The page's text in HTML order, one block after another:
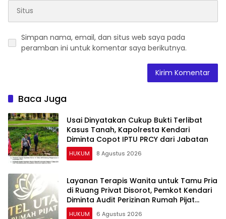
Simpan nama, email, dan situs web saya pada
peramban ini untuk komentar saya berikutnya.
Baca Juga
Usai Dinyatakan Cukup Bukti Terlibat
Kasus Tanah, Kapolresta Kendari
Diminta Copot IPTU PRCY dari Jabatan
HUKUM 8 Agustus 2026
Layanan Terapis Wanita untuk Tamu Pria
di Ruang Privat Disorot, Pemkot Kendari
Diminta Audit Perizinan Rumah Pijat
Utami
HUKUM 6 Agustus 2026